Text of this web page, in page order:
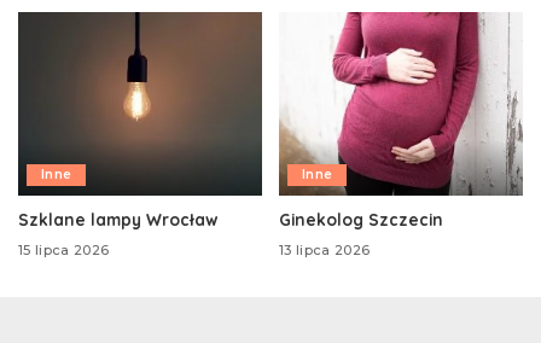
Inne
Szklane lampy Wrocław
15 lipca 2026
Inne
Ginekolog Szczecin
13 lipca 2026